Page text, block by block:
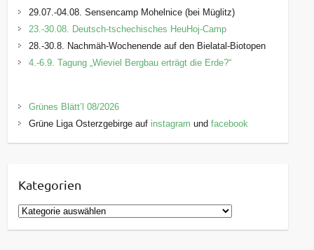
29.07.-04.08. Sensencamp Mohelnice (bei Müglitz)
23.-30.08. Deutsch-tschechisches HeuHoj-Camp
28.-30.8. Nachmäh-Wochenende auf den Bielatal-Biotopen
4.-6.9. Tagung „Wieviel Bergbau erträgt die Erde?“
Grünes Blätt’l 08/2026
Grüne Liga Osterzgebirge auf instagram undfacebook
Kategorien
K
a